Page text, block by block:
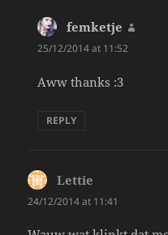
femketje
25/12/2014 at 11:52
Aww thanks :3
REPLY
Lettie
24/12/2014 at 11:41